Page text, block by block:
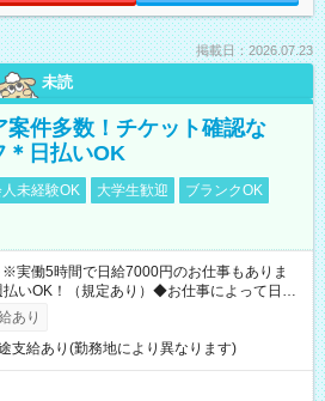
掲載日：2026.07.23
未読
案件多数！チケット確認な
＊日払いOK
未経験OK 大学生歓迎
ブランクOK
実働5時間で日給7000円のお仕事もありま
いOK！（規定あり）◆お仕事によって日給
あり
支給あり(勤務地により異なります)